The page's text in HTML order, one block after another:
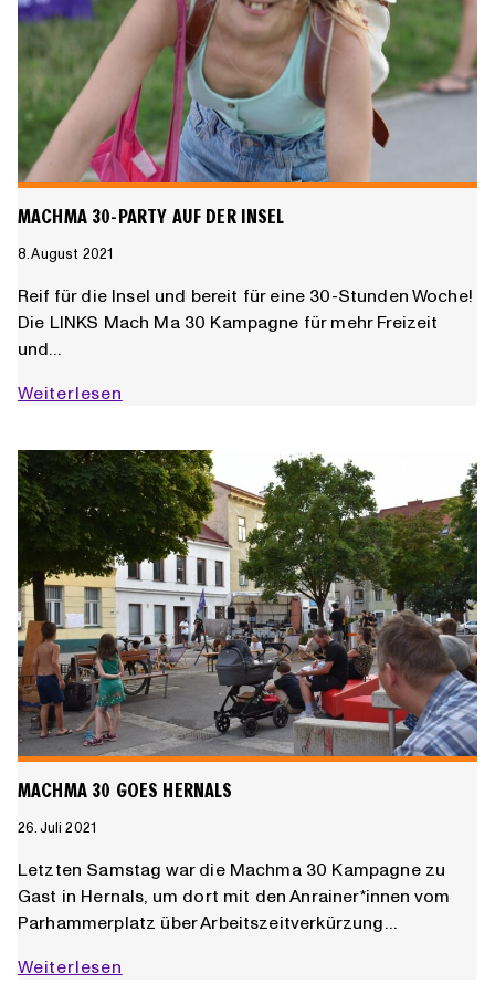
MACHMA 30-PARTY AUF DER INSEL
8. August 2021
Reif für die Insel und bereit für eine 30-Stunden Woche!
Die LINKS Mach Ma 30 Kampagne für mehr Freizeit
und…
Weiterlesen
auf
der
Insel
MACHMA 30 GOES HERNALS
26. Juli 2021
Letzten Samstag war die Machma 30 Kampagne zu
Gast in Hernals, um dort mit den Anrainer*innen vom
Parhammerplatz über Arbeitszeitverkürzung…
Weiterlesen